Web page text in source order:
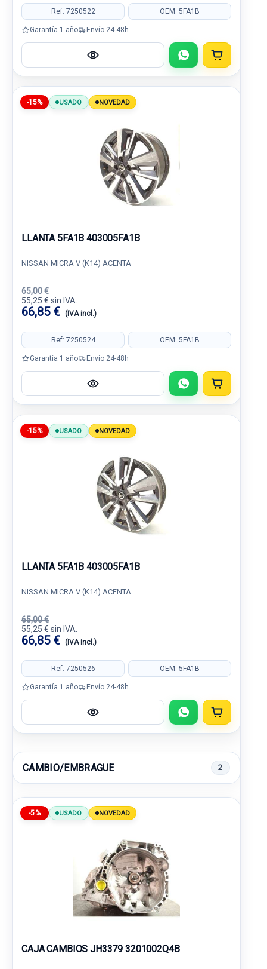
Ref: 7250522 OEM: 5FA1B
Garantía 1 año Envío 24-48h
-15% USADO NOVEDAD
LLANTA 5FA1B 403005FA1B
NISSAN MICRA V (K14) ACENTA
65,00 €
55,25 € sin IVA.
66,85 € (IVA incl.)
Ref: 7250524 OEM: 5FA1B
Garantía 1 año Envío 24-48h
-15% USADO NOVEDAD
LLANTA 5FA1B 403005FA1B
NISSAN MICRA V (K14) ACENTA
65,00 €
55,25 € sin IVA.
66,85 € (IVA incl.)
Ref: 7250526 OEM: 5FA1B
Garantía 1 año Envío 24-48h
CAMBIO/EMBRAGUE 2
-5% USADO NOVEDAD
CAJA CAMBIOS JH3379 3201002Q4B